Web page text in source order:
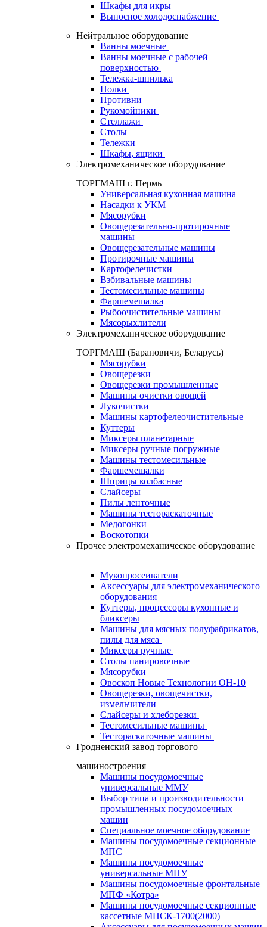
Шкафы для икры
Выносное холодоснабжение
Нейтральное оборудование
Ванны моечные
Ванны моечные с рабочей
поверхностью
Тележка-шпилька
Полки
Противни
Рукомойники
Стеллажи
Столы
Тележки
Шкафы, ящики
Электромеханическое оборудование
ТОРГМАШ г. Пермь
Универсальная кухонная машина
Насадки к УКМ
Мясорубки
Овощерезательно-протирочные
машины
Овощерезательные машины
Протирочные машины
Картофелечистки
Взбивальные машины
Тестомесильные машины
Фаршемешалка
Рыбоочистительные машины
Мясорыхлители
Электромеханическое оборудование
ТОРГМАШ (Барановичи, Беларусь)
Мясорубки
Овощерезки
Овощерезки промышленные
Машины очистки овощей
Лукочистки
Машины картофелеочистительные
Куттеры
Миксеры планетарные
Миксеры ручные погружные
Машины тестомесильные
Фаршемешалки
Шприцы колбасные
Слайсеры
Пилы ленточные
Машины тестораскаточные
Медогонки
Воскотопки
Прочее электромеханическое оборудование
Мукопросеиватели
Аксессуары для электромеханического
оборудования
Куттеры, процессоры кухонные и
бликсеры
Машины для мясных полуфабрикатов,
пилы для мяса
Миксеры ручные
Столы панировочные
Мясорубки
Овоскоп Новые Технологии ОН-10
Овощерезки, овощечистки,
измельчители
Слайсеры и хлеборезки
Тестомесильные машины
Тестораскаточные машины
Гродненский завод торгового
машиностроения
Машины посудомоечные
универсальные ММУ
Выбор типа и производительности
промышленных посудомоечных
машин
Специальное моечное оборудование
Машины посудомоечные секционные
МПС
Машины посудомоечные
универсальные МПУ
Машины посудомоечные фронтальные
МПФ «Котра»
Машины посудомоечные секционные
кассетные МПСК-1700(2000)